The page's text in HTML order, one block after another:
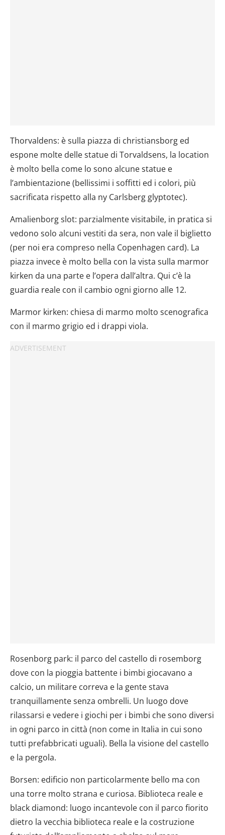
Thorvaldens: è sulla piazza di christiansborg ed
espone molte delle statue di Torvaldsens, la location
è molto bella come lo sono alcune statue e
l’ambientazione (bellissimi i soffitti ed i colori, più
sacrificata rispetto alla ny Carlsberg glyptotec).
Amalienborg slot: parzialmente visitabile, in pratica si
vedono solo alcuni vestiti da sera, non vale il biglietto
(per noi era compreso nella Copenhagen card). La
piazza invece è molto bella con la vista sulla marmor
kirken da una parte e l’opera dall’altra. Qui c’è la
guardia reale con il cambio ogni giorno alle 12.
Marmor kirken: chiesa di marmo molto scenografica
con il marmo grigio ed i drappi viola.
Rosenborg park: il parco del castello di rosemborg
dove con la pioggia battente i bimbi giocavano a
calcio, un militare correva e la gente stava
tranquillamente senza ombrelli. Un luogo dove
rilassarsi e vedere i giochi per i bimbi che sono diversi
in ogni parco in città (non come in Italia in cui sono
tutti prefabbricati uguali). Bella la visione del castello
e la pergola.
Borsen: edificio non particolarmente bello ma con
una torre molto strana e curiosa. Biblioteca reale e
black diamond: luogo incantevole con il parco fiorito
dietro la vecchia biblioteca reale e la costruzione